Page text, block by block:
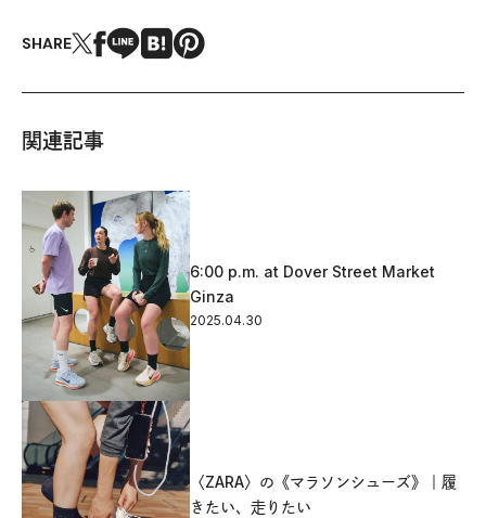
SHARE
関連記事
6:00 p.m. at Dover Street Market
Ginza
2025.04.30
〈ZARA〉の《マラソンシューズ》｜履
きたい、走りたい